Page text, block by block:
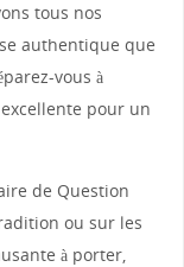
tous nos
authentique que
vous à
excellente pour un
de Question
ou sur les
à porter,